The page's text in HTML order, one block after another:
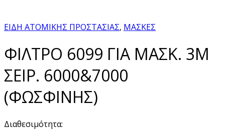
ΕΙΔΗ ΑΤΟΜΙΚΗΣ ΠΡΟΣΤΑΣΙΑΣ, ΜΑΣΚΕΣ
ΦΙΛΤΡΟ 6099 ΓΙΑ ΜΑΣΚ. 3Μ
ΣΕΙΡ. 6000&7000
(ΦΩΣΦΙΝΗΣ)
Διαθεσιμότητα: